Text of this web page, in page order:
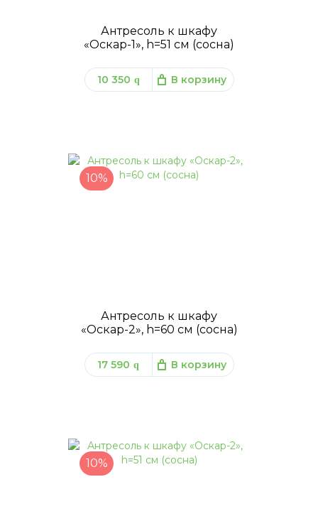
Антресоль к шкафу
«Оскар-1», h=51 см (сосна)
10 350 q В корзину
10%
Антресоль к шкафу
«Оскар-2», h=60 см (сосна)
17 590 q В корзину
10%